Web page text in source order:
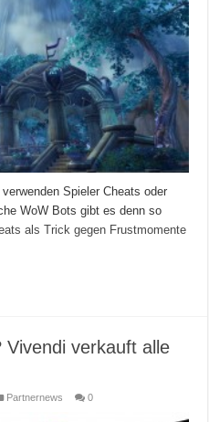
Spieler Cheats oder
WoW Bots gibt es denn so
als Trick gegen Frustmomente
Vivendi verkauft alle
Partnernews 0